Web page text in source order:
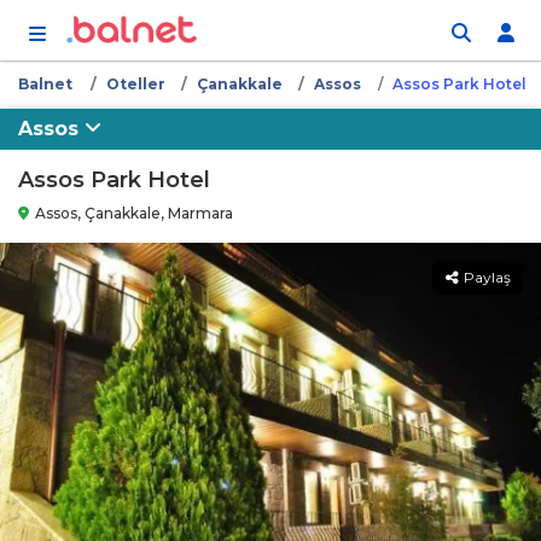
Balnet Oteller Çanakkale Assos Assos Park Hotel
Assos
Assos Park Hotel
Assos, Çanakkale, Marmara
Paylaş